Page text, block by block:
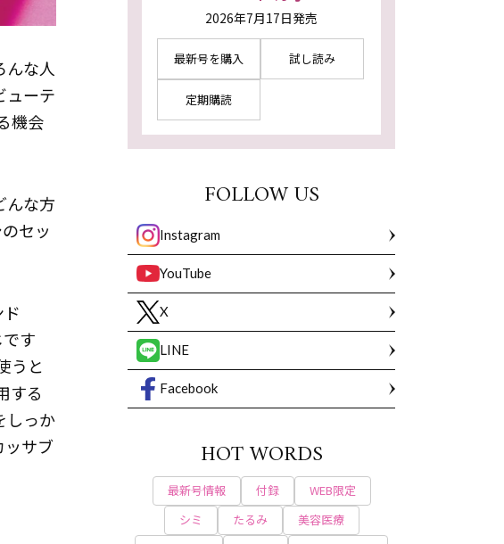
んな人
ューテ
機会
んな方
セッ
す
うと
する
しっか
ッサブ
2026年7月17日発売
最新号を購入 試し読み
定期購読
FOLLOW US
Instagram
YouTube
X
LINE
Facebook
HOT WORDS
最新号情報 付録
WEB限定
シミ
たるみ
美容医療